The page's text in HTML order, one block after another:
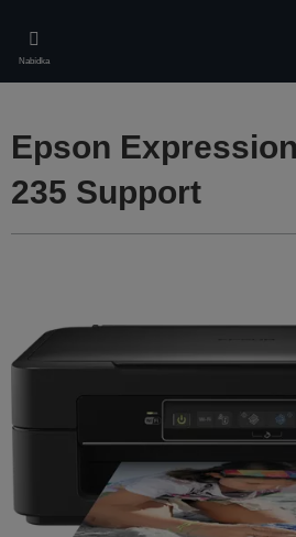
main
content
Nabídka
Epson
235 Support